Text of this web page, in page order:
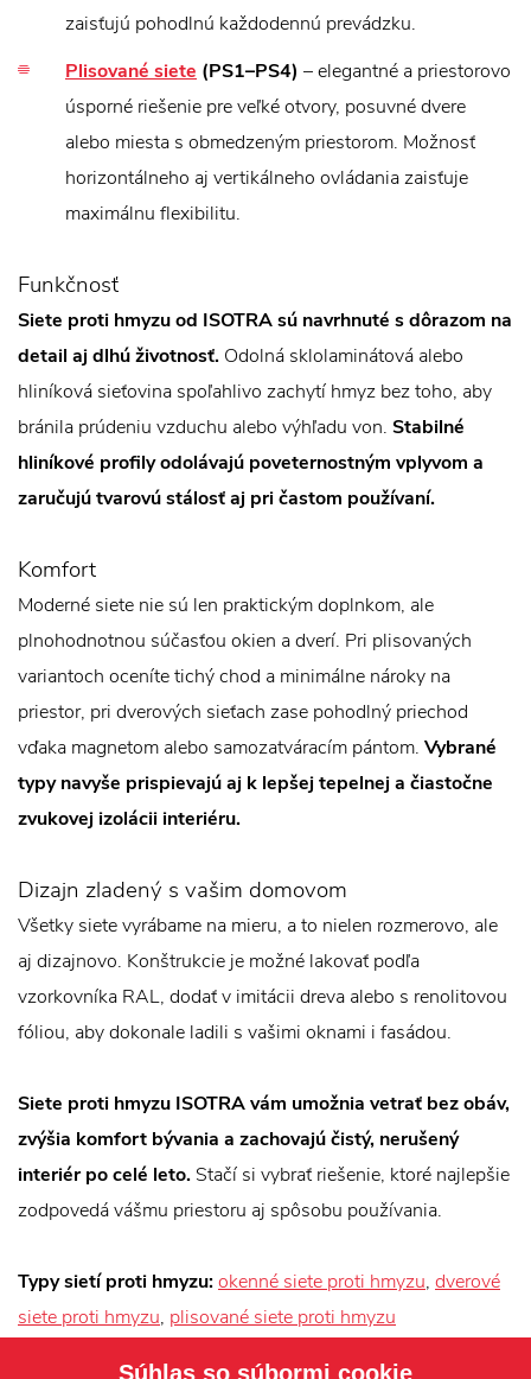
zaisťujú pohodlnú každodennú prevádzku.
Plisované siete (PS1–PS4) – elegantné a priestorovo
úsporné riešenie pre veľké otvory, posuvné dvere
alebo miesta s obmedzeným priestorom. Možnosť
horizontálneho aj vertikálneho ovládania zaisťuje
maximálnu flexibilitu.
Funkčnosť
Siete proti hmyzu od ISOTRA sú navrhnuté s dôrazom na
detail aj dlhú životnosť. Odolná sklolaminátová alebo
hliníková sieťovina spoľahlivo zachytí hmyz bez toho, aby
bránila prúdeniu vzduchu alebo výhľadu von. Stabilné
hliníkové profily odolávajú poveternostným vplyvom a
zaručujú tvarovú stálosť aj pri častom používaní.
Komfort
Moderné siete nie sú len praktickým doplnkom, ale
plnohodnotnou súčasťou okien a dverí. Pri plisovaných
variantoch oceníte tichý chod a minimálne nároky na
priestor, pri dverových sieťach zase pohodlný priechod
vďaka magnetom alebo samozatváracím pántom. Vybrané
typy navyše prispievajú aj k lepšej tepelnej a čiastočne
zvukovej izolácii interiéru.
Dizajn zladený s vašim domovom
Všetky siete vyrábame na mieru, a to nielen rozmerovo, ale
aj dizajnovo. Konštrukcie je možné lakovať podľa
vzorkovníka RAL, dodať v imitácii dreva alebo s renolitovou
fóliou, aby dokonale ladili s vašimi oknami i fasádou.
Siete proti hmyzu ISOTRA vám umožnia vetrať bez obáv,
zvýšia komfort bývania a zachovajú čistý, nerušený
interiér po celé leto. Stačí si vybrať riešenie, ktoré najlepšie
zodpovedá vášmu priestoru aj spôsobu používania.
Typy sietí proti hmyzu:okenné siete proti hmyzu, dverové
siete proti hmyzu, plisované siete proti hmyzu
Súhlas so súbormi cookie